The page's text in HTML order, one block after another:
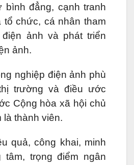
bình đẳng, cạnh tranh
tổ chức, cá nhân tham
ảnh và phát triển
ảnh.
nghiệp điện ảnh phù
trường và điều ước
Cộng hòa xã hội chủ
là thành viên.
quả, công khai, minh
tâm, trọng điểm ngân